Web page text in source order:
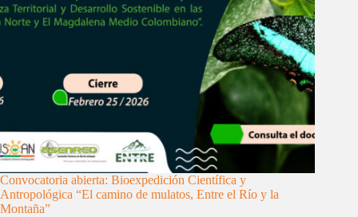
Convocatoria abierta: Bioexpedición Científica y
Antropológica “El camino de mulatos, Entre el Río y la
Montaña”